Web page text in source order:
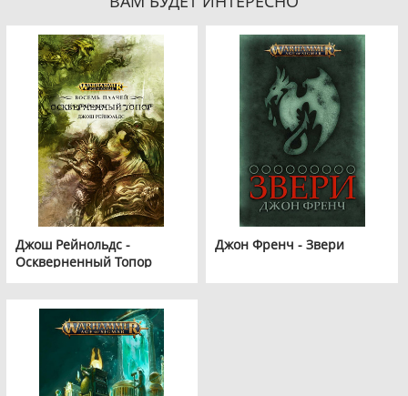
Джош Рейнольдс -
Оскверненный Топор
Джон Френч - Звери